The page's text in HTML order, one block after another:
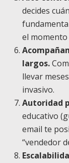
decides
el
largos.
llevar
invasivo.
Autoridad
educativo
email te
“vendedor